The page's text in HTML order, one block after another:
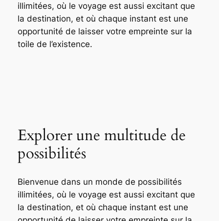
illimitées, où le voyage est aussi excitant que
la destination, et où chaque instant est une
opportunité de laisser votre empreinte sur la
toile de l’existence.
Explorer une multitude de
possibilités
Bienvenue dans un monde de possibilités
illimitées, où le voyage est aussi excitant que
la destination, et où chaque instant est une